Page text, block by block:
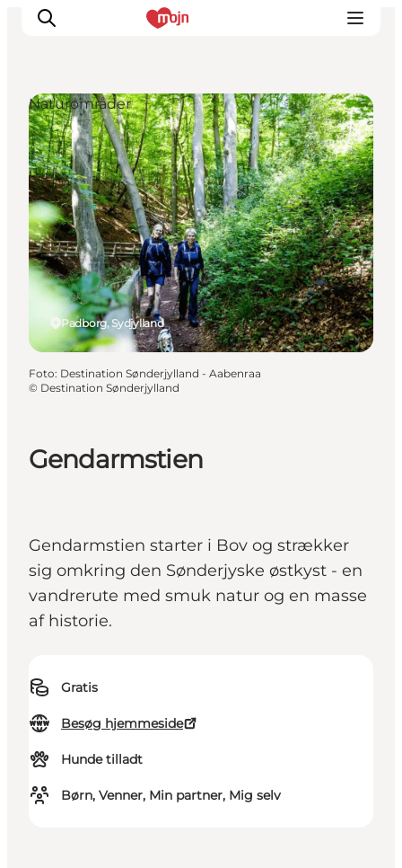
Oplevelser
Byer & Steder
Det sker
Overnatning
Planlæg din ferie
Booking
Gendarmstien
Gendarmstien starter i Bov og strækker
sig omkring den Sønderjyske østkyst - en
vandrerute med smuk natur og en masse
af historie.
Gratis
Besøg hjemmeside
Hunde tilladt
Børn, Venner, Min partner, Mig selv
Padborg, Sydjylland
Naturområder
Foto: Destination Sønderjylland - Aabenraa
© Destination Sønderjylland